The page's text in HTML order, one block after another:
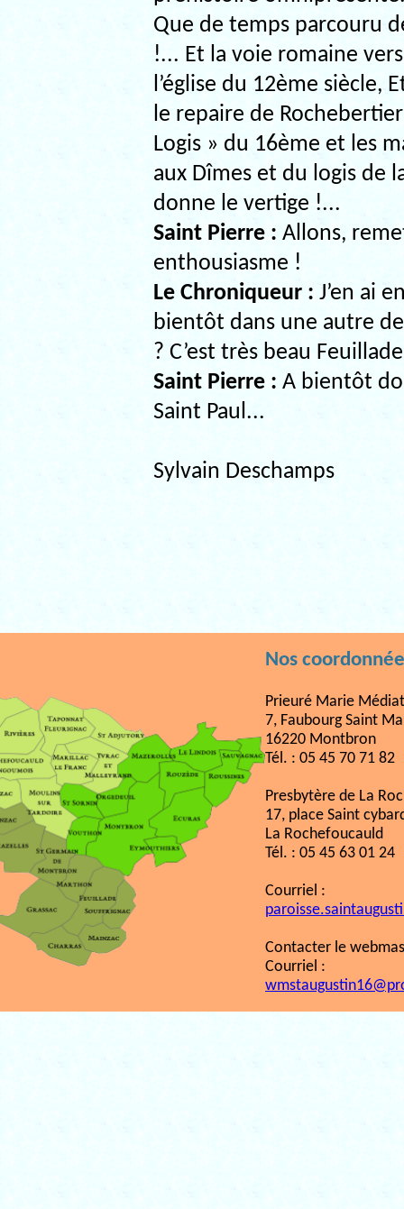
Que de temps parcouru
!... Et la voie romaine
l’église du 12ème siècle,
le repaire de
Logis » du 16ème et les
aux Dîmes et du logis de
donne le vertige !...
Saint Pierre : Allons,
enthousiasme !
Le Chroniqueur : J’en ai
bientôt dans une autre
? C’est très beau
Saint Pierre : A bientôt
Saint Paul...
Sylvain Deschamps
Nos
Prieuré Marie
7, Faubourg Saint
16220 Montbron
Tél. : 05 45 70 71 82
Presbytère de La
17, place Saint
La Rochefoucauld
Tél. : 05 45 63 01 24
Courriel :
Contacter le
Courriel :